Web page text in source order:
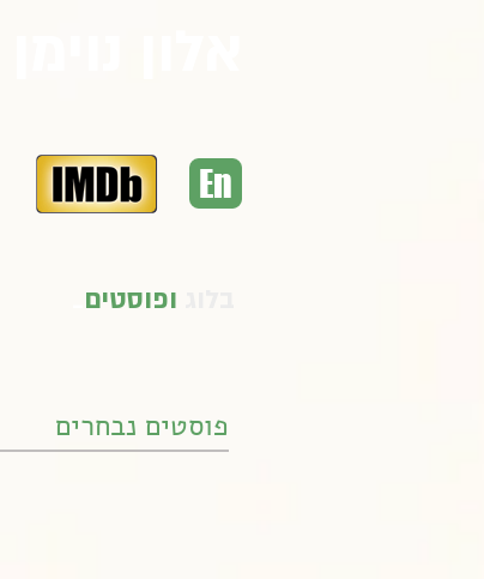
En
ופוסטים
פוסטים נבחרים